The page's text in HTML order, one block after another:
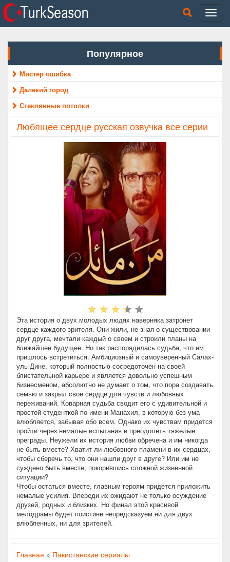
Популярное
Мистер ошибка
Далекий город
Стеклянные потолки
Любящее сердце русская озвучка все серии
Эта история о двух молодых людях наверняка затронет
сердце каждого зрителя. Они жили, не зная о существовании
друг друга, мечтали каждый о своем и строили планы на
ближайшее будущее. Но так распорядилась судьба, что им
пришлось встретиться. Амбициозный и самоуверенный Салах-
уль-Дине, который полностью сосредоточен на своей
блистательной карьере и является довольно успешным
бизнесменом, абсолютно не думает о том, что пора создавать
семью и закрыл свое сердце для чувств и любовных
переживаний. Коварная судьба сводит его с удивительной и
простой студенткой по имени Манахил, в которую без ума
влюбляется, забывая обо всем. Однако их чувствам придется
пройти через немалые испытания и преодолеть тяжелые
преграды. Неужели их история любви обречена и им никогда
не быть вместе? Хватит ли любовного пламени в их сердцах,
чтобы сберечь то, что они нашли друг в друге? Или им не
суждено быть вместе, покорившись сложной жизненной
ситуации?
Чтобы остаться вместе, главным героям придется приложить
немалые усилия. Впереди их ожидают не только осуждение
друзей, родных и близких. Но финал этой красивой
мелодрамы будет поистине непредсказуем ни для двух
влюбленных, ни для зрителей.
Главная » Пакистанские сериалы